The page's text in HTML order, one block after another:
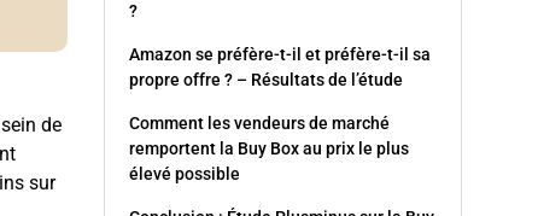
?
Amazon se préfère-t-il et préfère-t-il sa
propre offre ? – Résultats de l’étude
Comment les vendeurs de marché
remportent la Buy Box au prix le plus
élevé possible
de
sur